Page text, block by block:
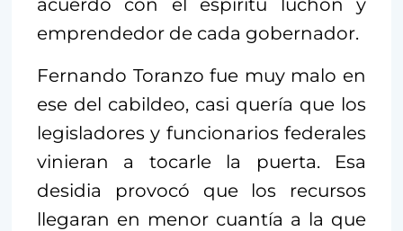
acuerdo con el espíritu luchón y
emprendedor de cada gobernador.
Fernando Toranzo fue muy malo en
ese del cabildeo, casi quería que los
legisladores y funcionarios federales
vinieran a tocarle la puerta. Esa
desidia provocó que los recursos
llegaran en menor cuantía a la que